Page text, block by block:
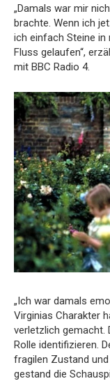
„Damals war mir
brachte. Wenn ich
ich einfach Steine ​​in
Fluss gelaufen“,
mit BBC Radio 4.
„Ich war damals
Virginias Charakter
verletzlich gemacht.
Rolle identifizieren.
fragilen Zustand
gestand die